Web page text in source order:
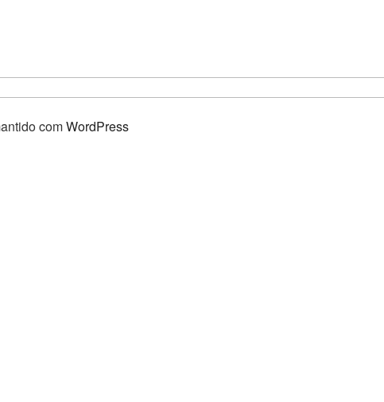
comWordPress